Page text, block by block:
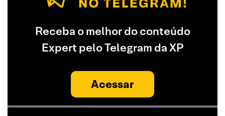
Receba o melhor do conteúdo
Expert pelo Telegram da XP
Acessar